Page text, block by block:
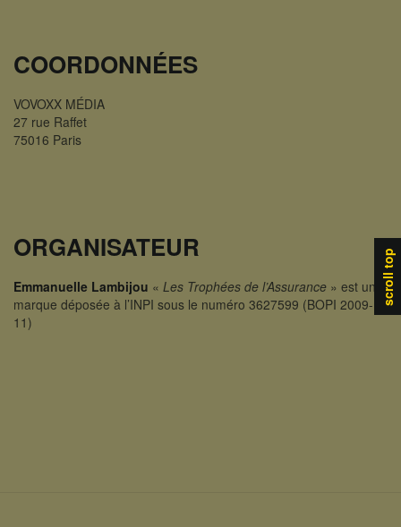
COORDONNÉES
VOVOXX MÉDIA
27 rue Raffet
75016 Paris
ORGANISATEUR
Emmanuelle Lambijou « Les Trophées de l’Assurance » est une
marque déposée à l’INPI sous le numéro 3627599 (BOPI 2009-
11)
scroll top